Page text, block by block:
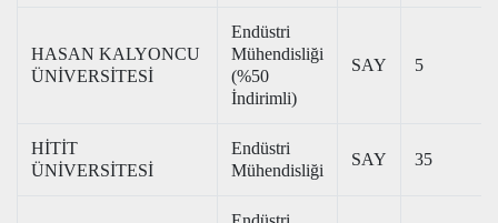
HASAN KALYONCU
ÜNİVERSİTESİ
Endüstri
Mühendisliği
(%50
İndirimli)
SAY 5
HİTİT
ÜNİVERSİTESİ
Endüstri
Mühendisliği
SAY 35